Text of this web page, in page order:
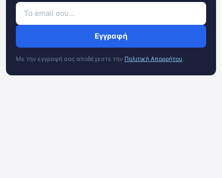
Εγγραφή
Με την εγγραφή σας αποδέχεστε την Πολιτική Απορρήτου.